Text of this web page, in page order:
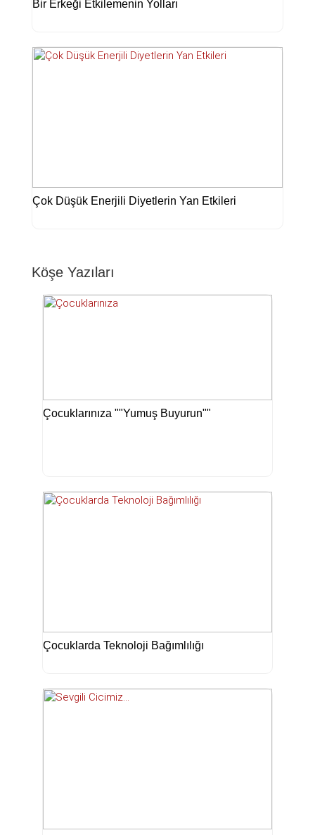
Bir Erkeği Etkilemenin Yolları
Çok Düşük Enerjili Diyetlerin Yan Etkileri
Köşe Yazıları
Çocuklarınıza ""Yumuş Buyurun""
Çocuklarda Teknoloji Bağımlılığı